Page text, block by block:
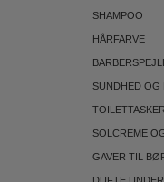
SHAMPOO
HÅRFARVE
SUNDHED OG
TOILETTASKER
SOLCREME
GAVER TIL